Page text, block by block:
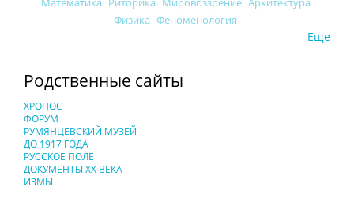
Физика Феноменология
Еще
Родственные сайты
ХРОНОС
ФОРУМ
РУМЯНЦЕВСКИЙ МУЗЕЙ
ДО 1917 ГОДА
РУССКОЕ ПОЛЕ
ДОКУМЕНТЫ XX ВЕКА
ИЗМЫ